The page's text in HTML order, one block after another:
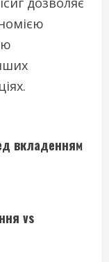
вкладенням
vs